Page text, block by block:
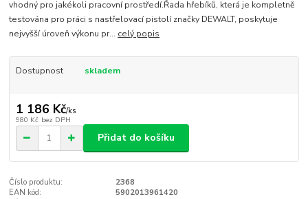
vhodný pro jakékoli pracovní prostředí.Řada hřebíků, která je kompletně
testována pro práci s nastřelovací pistolí značky DEWALT, poskytuje
nejvyšší úroveň výkonu pr... celý popis
Dostupnost skladem
1 186 Kč/ks
980 Kč bez DPH
Přidat do košíku
Číslo produktu:
2368
EAN kód:
5902013961420